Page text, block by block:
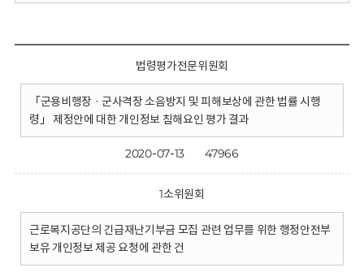
법령평가전문위원회
「군용비행장 · 군사격장 소음방지 및 피해보상에 관한 법률 시행
령」 제정안에 대한 개인정보 침해요인 평가 결과
2020-07-13 47966
1소위원회
근로복지공단의 긴급재난기부금 모집 관련 업무를 위한 행정안전부
보유 개인정보 제공 요청에 관한 건